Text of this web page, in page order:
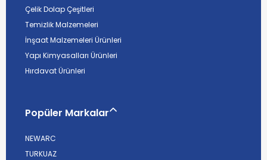
Çelik Dolap Çeşitleri
Temizlik Malzemeleri
İnşaat Malzemeleri Ürünleri
Yapı Kimyasalları Ürünleri
Hırdavat Ürünleri
Popüler Markalar
NEWARC
TURKUAZ